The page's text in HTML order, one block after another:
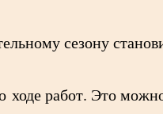
сезону
работ. Это